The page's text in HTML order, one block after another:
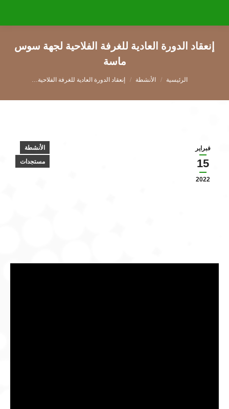
إنعقاد الدورة العادية للغرفة الفلاحية لجهة سوس
ماسة
You are here: الأنشطة إنعقاد الدورة العادية للغرفة الفلاحية…
فبراير
15
2022
الأنشطة
مستجدات